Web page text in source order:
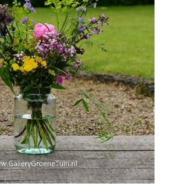
gebonden"